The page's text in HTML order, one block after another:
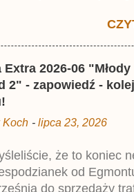
to kolejny 624-
49,99 zł i
na Egmont.pl . Za
Jacek
jest
trafił do sprzedaży
2026-06 "Młody
2" - zapowiedź -
Koch - lipca 23, 2026
że to koniec
od
do sprzedaży